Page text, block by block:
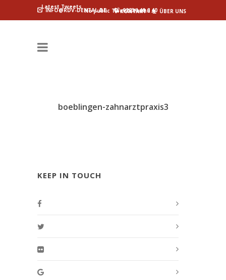
INFO@RDV-DENTAL.DE 02234 40 6 40
Latest Tweets
No public Tweets found
KONTAKT ÜBER UNS
boeblingen-zahnarztpraxis3
KEEP IN TOUCH